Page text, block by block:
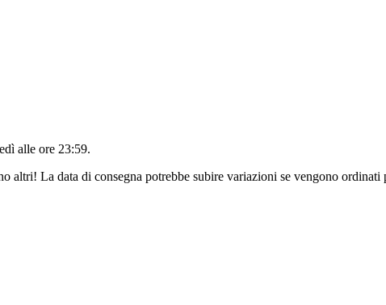
alle ore 23:59.
altri! La data di consegna potrebbe subire variazioni se vengono ordinati